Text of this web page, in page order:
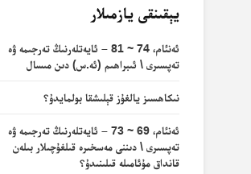
يېقىنقى يازمىلار
ئەنئام، 74 ~ 81 – ئايەتلەرنىڭ تەرجىمە ۋە
تەپسىرى \ ئىبراھىم (ئە.س) دىن مىسال
نىكاھسىز يالغۇز قېلىشقا بولمايدۇ؟
ئەنئام، 69 ~ 73 – ئايەتلەرنىڭ تەرجىمە ۋە
تەپسىرى \ دىننى مەسخىرە قىلغۇچىلار بىلەن
قانداق مۇئامىلە قىلىنىدۇ؟